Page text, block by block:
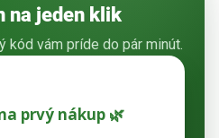
na jeden klik
kód vám príde do pár minút.
prvý nákup 🌿